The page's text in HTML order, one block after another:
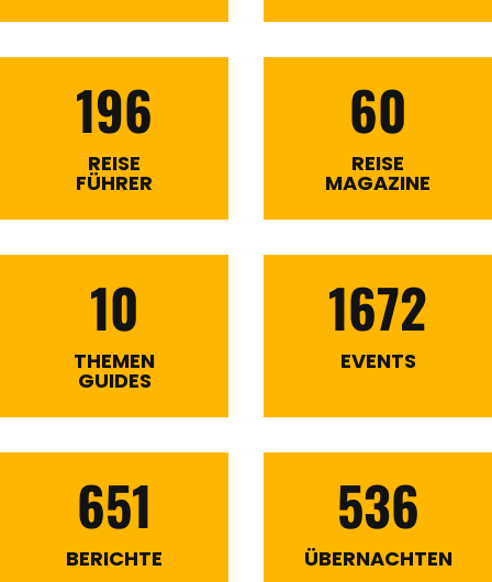
196
REISE
FÜHRER
60
REISE
MAGAZINE
10
THEMEN
GUIDES
1672
EVENTS
651
BERICHTE
536
ÜBERNACHTEN